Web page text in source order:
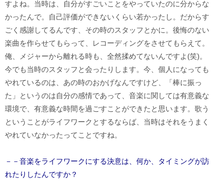
すよね。当時は、自分がすごいことをやっていたのに分からな
かったんで。自己評価ができないくらい若かったし。だからす
ごく感謝してるんです、その時のスタッフとかに。後悔のない
楽曲を作らせてもらって、レコーディングをさせてもらえて。
俺、メジャーから離れる時も、全然揉めてないんですよ(笑)。
今でも当時のスタッフと会ったりします。今、個人になっても
やれているのは、あの時のおかげなんですけど、「棒に振っ
た」というのは自分の感情であって、音楽に関しては有意義な
環境で、有意義な時間を過ごすことができたと思います。歌う
ということがライフワークとするならば、当時はそれをうまく
やれていなかったってことですね。
－－音楽をライフワークにする決意は、何か、タイミングが訪
れたりしたんですか？